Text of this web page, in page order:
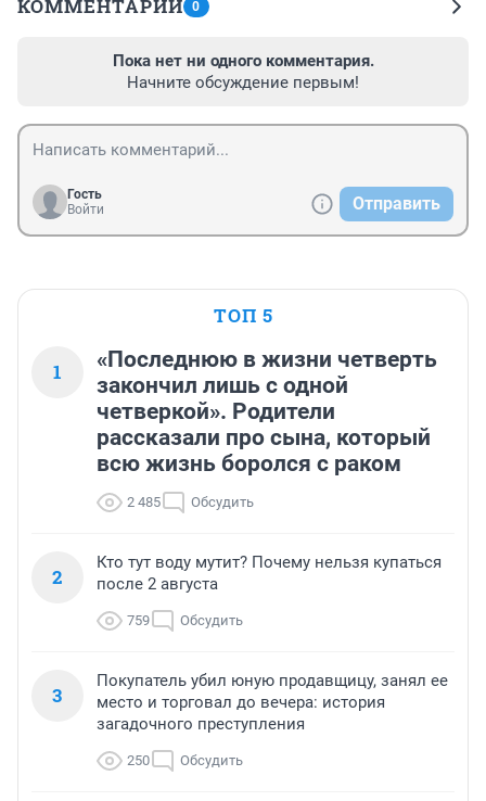
КОММЕНТАРИИ 0
Пока нет ни одного комментария.
Начните обсуждение первым!
Гость
Войти
Отправить
ТОП 5
1
«Последнюю в жизни четверть
закончил лишь с одной
четверкой». Родители
рассказали про сына, который
всю жизнь боролся с раком
2 485 Обсудить
2
Кто тут воду мутит? Почему нельзя купаться
после 2 августа
759 Обсудить
3
Покупатель убил юную продавщицу, занял ее
место и торговал до вечера: история
загадочного преступления
250 Обсудить